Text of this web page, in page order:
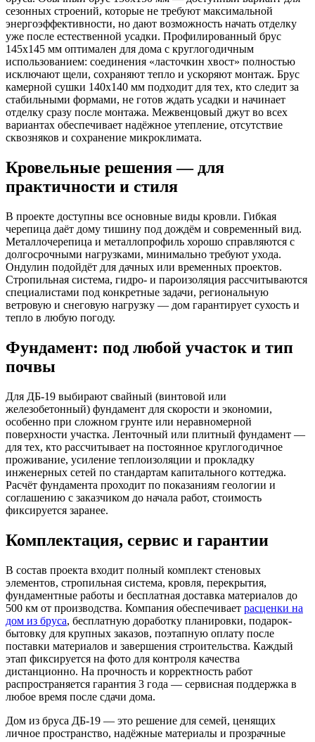
сезонных строений, которые не требуют максимальной
энергоэффективности, но дают возможность начать отделку
уже после естественной усадки. Профилированный брус
145х145 мм оптимален для дома с круглогодичным
использованием: соединения «ласточкин хвост» полностью
исключают щели, сохраняют тепло и ускоряют монтаж. Брус
камерной сушки 140х140 мм подходит для тех, кто следит за
стабильными формами, не готов ждать усадки и начинает
отделку сразу после монтажа. Межвенцовый джут во всех
вариантах обеспечивает надёжное утепление, отсутствие
сквозняков и сохранение микроклимата.
Кровельные решения — для
практичности и стиля
В проекте доступны все основные виды кровли. Гибкая
черепица даёт дому тишину под дождём и современный вид.
Металлочерепица и металлопрофиль хорошо справляются с
долгосрочными нагрузками, минимально требуют ухода.
Ондулин подойдёт для дачных или временных проектов.
Стропильная система, гидро- и пароизоляция рассчитываются
специалистами под конкретные задачи, региональную
ветровую и снеговую нагрузку — дом гарантирует сухость и
тепло в любую погоду.
Фундамент: под любой участок и тип
почвы
Для ДБ-19 выбирают свайный (винтовой или
железобетонный) фундамент для скорости и экономии,
особенно при сложном грунте или неравномерной
поверхности участка. Ленточный или плитный фундамент —
для тех, кто рассчитывает на постоянное круглогодичное
проживание, усиление теплоизоляции и прокладку
инженерных сетей по стандартам капитального коттеджа.
Расчёт фундамента проходит по показаниям геологии и
соглашению с заказчиком до начала работ, стоимость
фиксируется заранее.
Комплектация, сервис и гарантии
В состав проекта входит полный комплект стеновых
элементов, стропильная система, кровля, перекрытия,
фундаментные работы и бесплатная доставка материалов до
500 км от производства. Компания обеспечивает расценки на
дом из бруса, бесплатную доработку планировки, подарок-
бытовку для крупных заказов, поэтапную оплату после
поставки материалов и завершения строительства. Каждый
этап фиксируется на фото для контроля качества
дистанционно. На прочность и корректность работ
распространяется гарантия 3 года — сервисная поддержка в
любое время после сдачи дома.
Дом из бруса ДБ-19 — это решение для семей, ценящих
личное пространство, надёжные материалы и прозрачные